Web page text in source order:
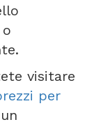
visitare
per